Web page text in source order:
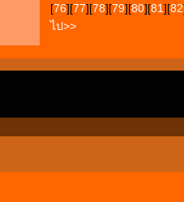
[76][77][78][79][80][81][82
ไป>>